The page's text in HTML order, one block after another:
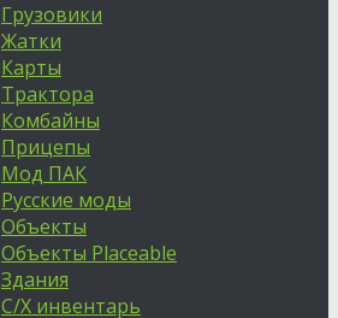
Грузовики
Жатки
Карты
Трактора
Комбайны
Прицепы
Мод ПАК
Русские моды
Объекты
Объекты Placeable
Здания
С/Х инвентарь